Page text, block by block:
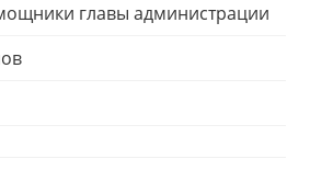
главы администрации